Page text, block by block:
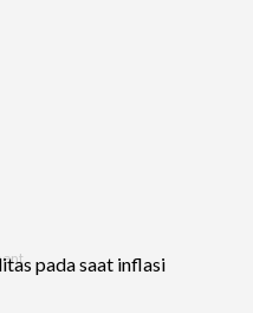
pada saat inflasi